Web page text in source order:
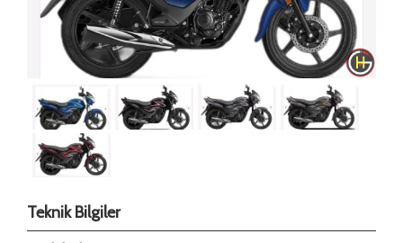
Teknik Bilgiler